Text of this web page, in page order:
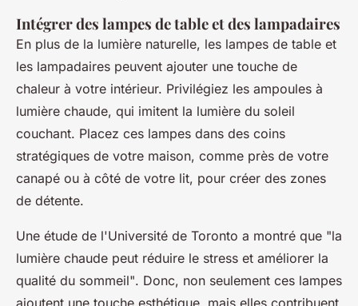
Intégrer des lampes de table et des lampadaires
En plus de la lumière naturelle, les lampes de table et
les lampadaires peuvent ajouter une touche de
chaleur à votre intérieur. Privilégiez les ampoules à
lumière chaude, qui imitent la lumière du soleil
couchant. Placez ces lampes dans des coins
stratégiques de votre maison, comme près de votre
canapé ou à côté de votre lit, pour créer des zones
de détente.
Une étude de l'Université de Toronto a montré que "la
lumière chaude peut réduire le stress et améliorer la
qualité du sommeil". Donc, non seulement ces lampes